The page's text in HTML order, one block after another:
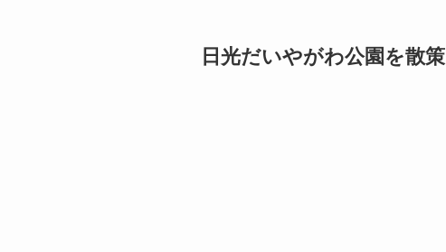
日光だいやがわ公園を散策